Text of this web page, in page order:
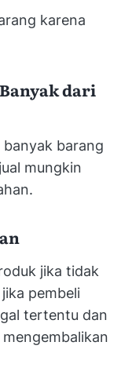
karena
dari
banyak barang
mungkin
jika tidak
pembeli
tertentu dan